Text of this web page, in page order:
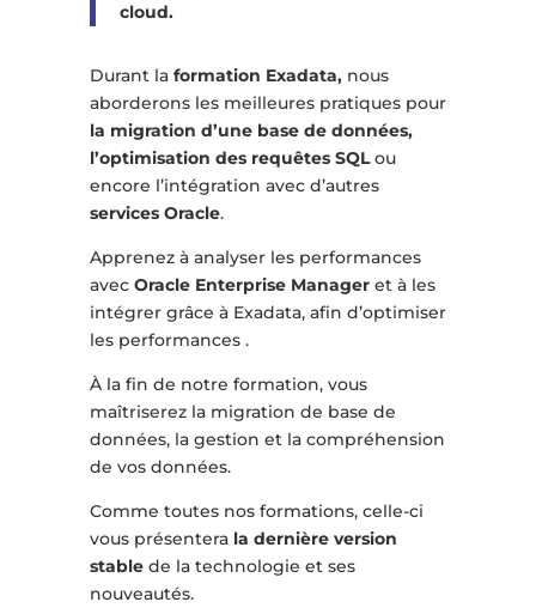
cloud.
Durant la formation Exadata,nous
aborderons les meilleures pratiques pour
la migration d’une base de données,
l’optimisation des requêtes SQLou
encore l’intégration avec d’autres
services Oracle.
Apprenez à analyser les performances
avec Oracle Enterprise Manageret à les
intégrer grâce à Exadata, afin d’optimiser
les performances .
À la fin de notre formation, vous
maîtriserez la migration de base de
données, la gestion et la compréhension
de vos données.
Comme toutes nos formations, celle-ci
vous présentera la dernière version
stablede la technologie et ses
nouveautés.